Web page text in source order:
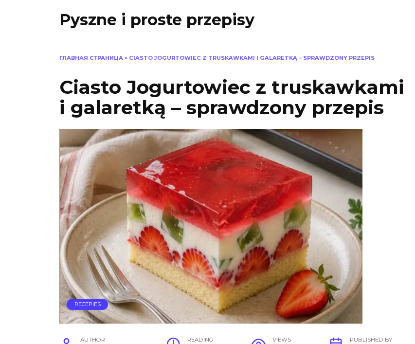
Pyszne i proste przepisy
ГЛАВНАЯ СТРАНИЦА » CIASTO JOGURTOWIEC Z TRUSKAWKAMI I GALARETKĄ – SPRAWDZONY PRZEPIS
Ciasto Jogurtowiec z truskawkami
i galaretką – sprawdzony przepis
RECEPIES
AUTHOR READING VIEWS PUBLISHED BY